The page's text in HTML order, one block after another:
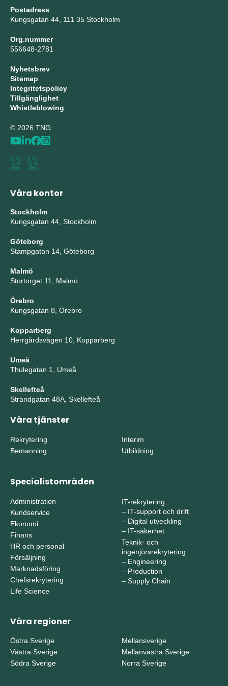
Postadress
Kungsgatan 44, 111 35 Stockholm
Org.nummer
556648-2781
Nyhetsbrev
Sitemap
Integritetspolicy
Tillgänglighet
Whistleblowing
© 2026 TNG
Våra kontor
Stockholm
Kungsgatan 44, Stockholm
Göteborg
Stampgatan 14, Göteborg
Malmö
Stortorget 11, Malmö
Örebro
Kungsgatan 8, Örebro
Kopparberg
Herrgårdsvägen 10, Kopparberg
Umeå
Thulegatan 1, Umeå
Skellefteå
Strandgatan 48A, Skellefteå
Våra tjänster
Rekrytering
Bemanning
Interim
Utbildning
Specialistområden
Administration
Kundservice
Ekonomi
Finans
HR och personal
Försäljning
Marknadsföring
Chefsrekrytering
Life Science
IT-rekrytering
– IT-support och drift
– Digital utveckling
– IT-säkerhet
Teknik- och
ingenjörsrekrytering
– Engineering
– Production
– Supply Chain
Våra regioner
Östra Sverige
Västra Sverige
Södra Sverige
Mellansverige
Mellanvästra Sverige
Norra Sverige